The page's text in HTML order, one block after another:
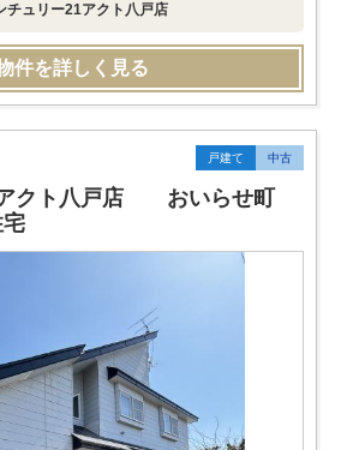
チュリー21アクト八戸店
件を詳しく見る
戸建て 中古
クト八戸店 おいらせ町